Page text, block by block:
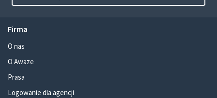
Firma
O nas
O Awaze
Prasa
Logowanie dla agencji